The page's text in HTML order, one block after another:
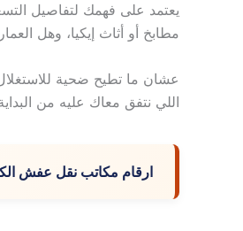
يعتمد على فهمك لتفاصيل
مطابخ أو أثاث إيكيا، وهل
عشان ما تطيح ضحية
اللي نتفق معاك عليه من
ارقام مكاتب نقل عفش